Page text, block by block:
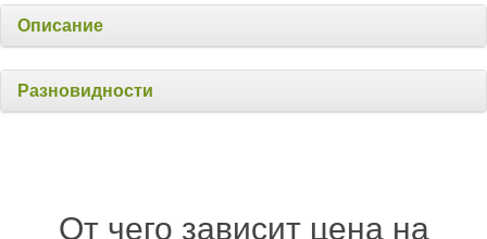
Описание
Разновидности
От чего зависит цена на